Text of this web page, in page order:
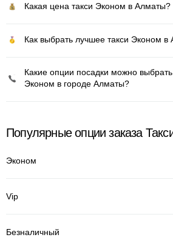
Какая цена такси Эконом в Алматы?
Как выбрать лучшее такси Эконом в
Какие опции посадки можно выбрать
Эконом в городе Алматы?
Популярные опции заказа
Эконом
Vip
Безналичный